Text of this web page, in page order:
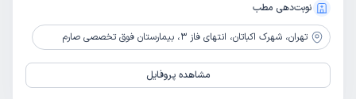
نوبت‌دهی مطب
تهران، شهرک اکباتان، انتهای فاز 3، بیمارستان فوق تخصصی صارم
مشاهده پروفایل